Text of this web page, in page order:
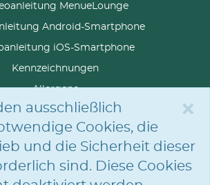
×
ausschließlich
Cookies, die
und die Sicherheit dieser
sind. Diese Cookies
MenueLounge
Android-Smartphone
iOS-Smartphone
Kennzeichnungen
Allergene